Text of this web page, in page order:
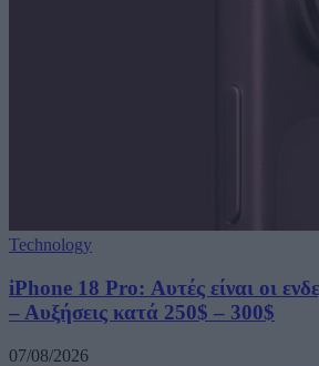
Technology
iPhone 18 Pro: Αυτές είναι οι
– Αυξήσεις κατά 250$ – 300$
07/08/2026